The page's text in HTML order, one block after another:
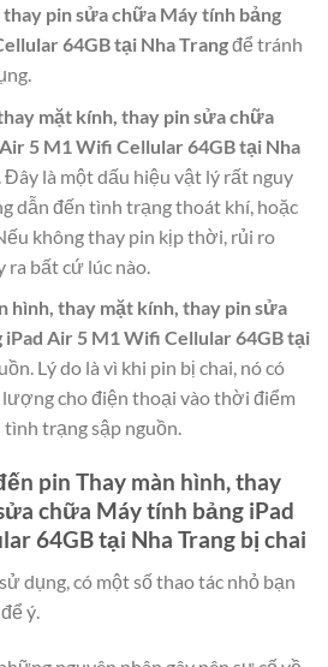
pin sửa chữa Máy tính bảng
64GB tại Nha Trangđể tránh
mặt kính, thay pin sửa chữa
5 M1 Wifi Cellular 64GB tại Nha
là một dấu hiệu vật lý rất nguy
dẫn đến tình trạng thoát khí, hoặc
không thay pin kịp thời, rủi ro
ra bất cứ lúc nào.
hình, thay mặt kính, thay pin sửa
Air 5 M1 Wifi Cellular 64GB tại
Lý do là vì khi pin bị chai, nó có
cho điện thoại vào thời điểm
trạng sập nguồn.
pin Thay màn hình, thay
chữa Máy tính bảng iPad
64GB tại Nha Trang bị chai
dụng, có một số thao tác nhỏ bạn
ý.